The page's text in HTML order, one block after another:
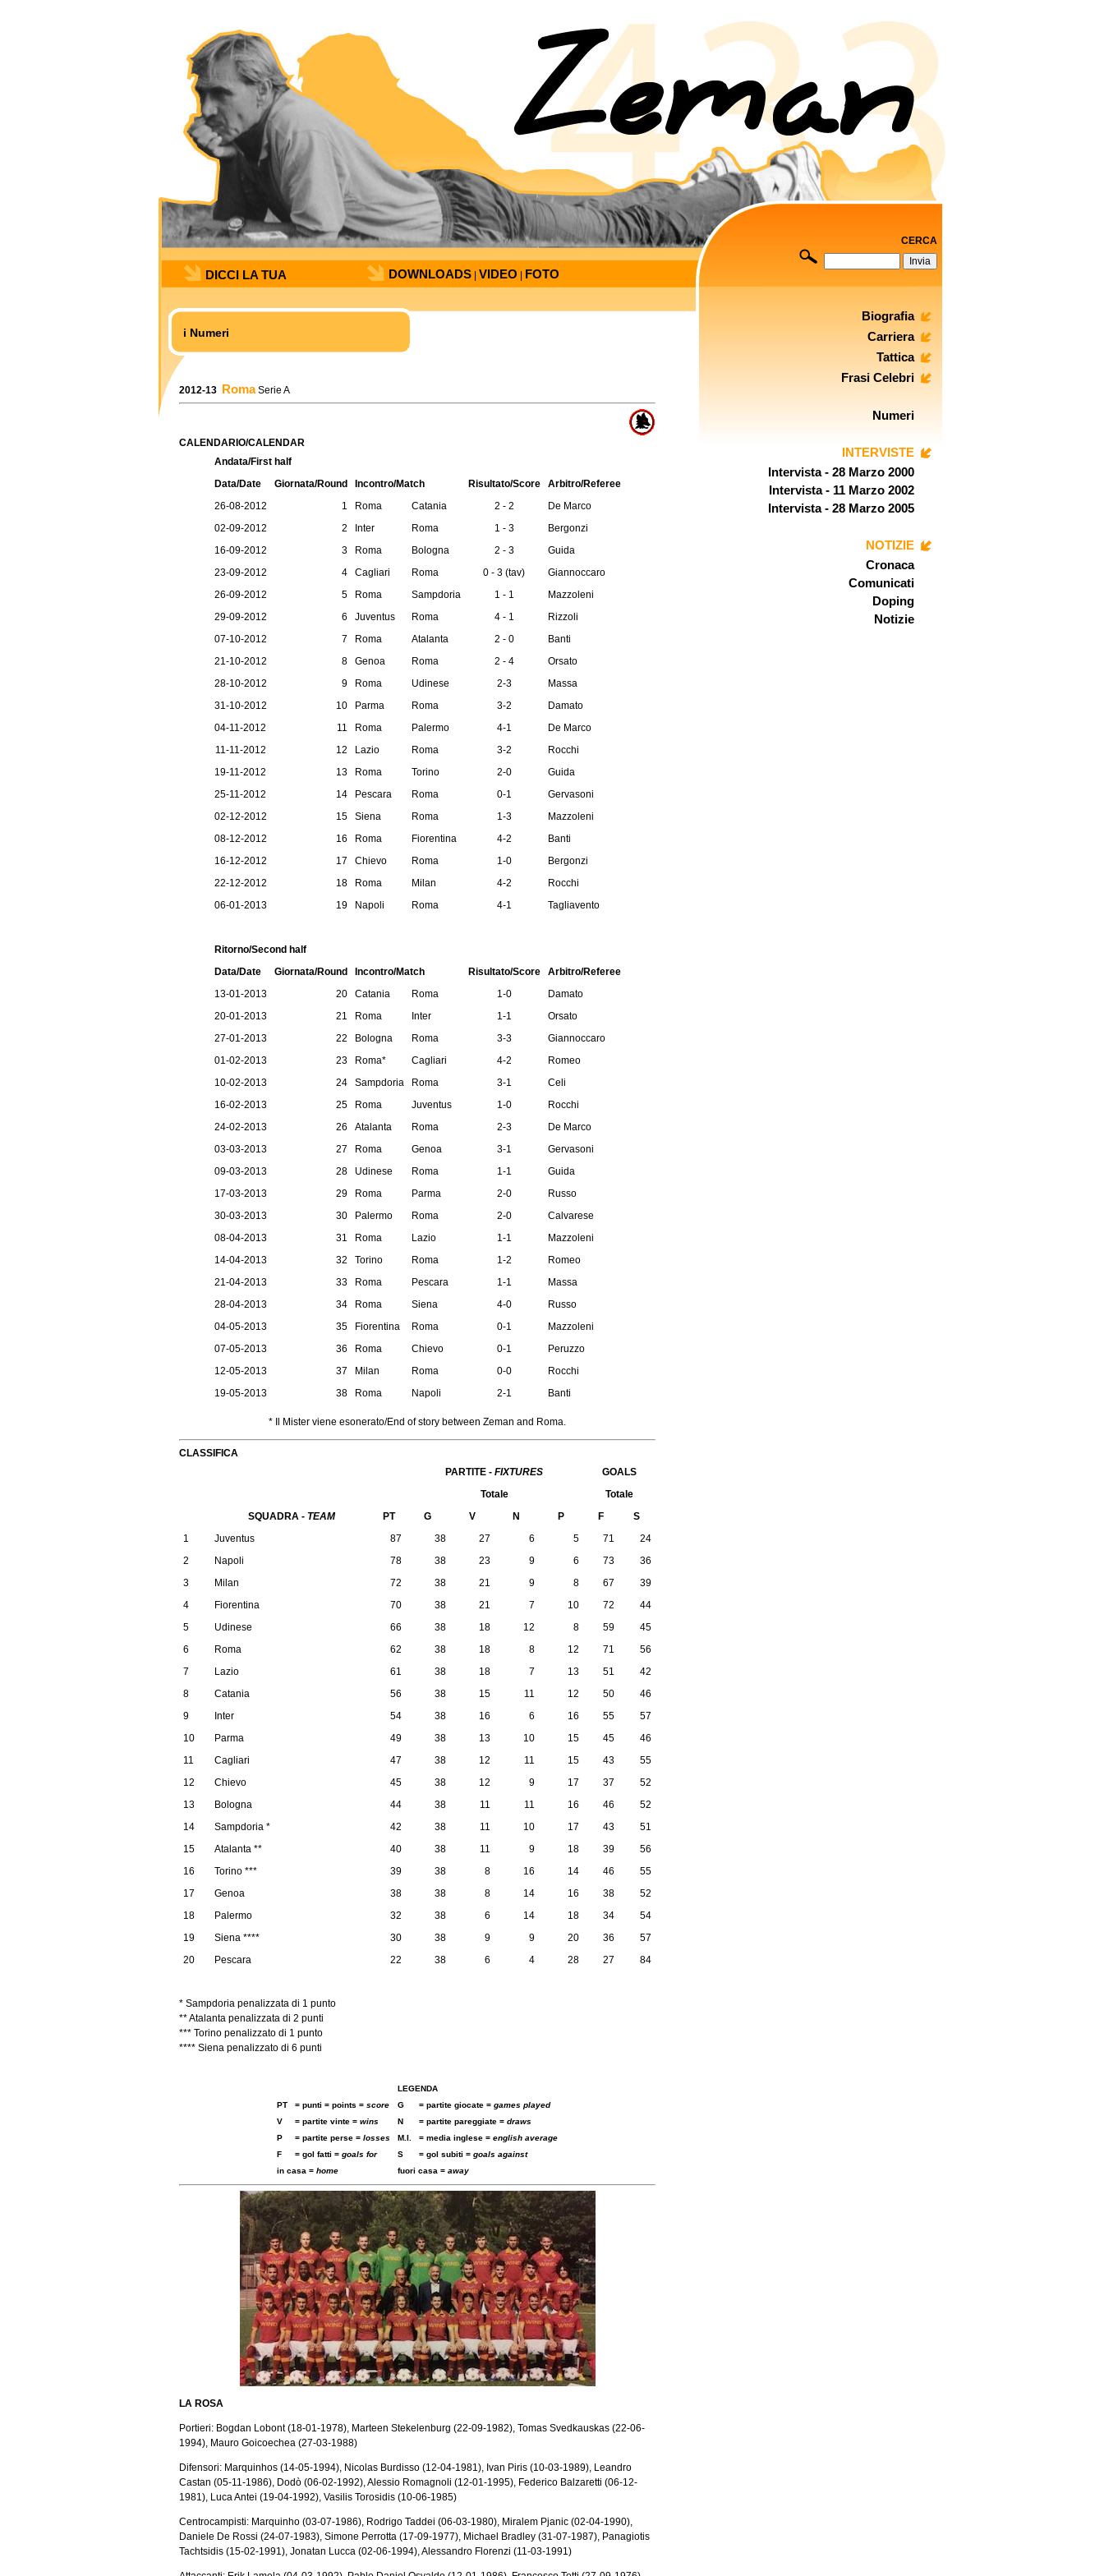
DICCI LA TUA DOWNLOADS VIDEO FOTO
CERCA
i Numeri
2012-13 RomaSerie A
CALENDARIO/CALENDAR
Andata/First half
Data/Date
Giornata/Round Incontro/Match Risultato/Score
Arbitro/Referee
26-08-2012
1 Roma Catania 2 - 2
De Marco
02-09-2012
2 Inter Roma 1 - 3
Bergonzi
16-09-2012
3 Roma Bologna 2 - 3
Guida
23-09-2012
4 Cagliari Roma 0 - 3 (tav)
Giannoccaro
26-09-2012
5 Roma Sampdoria 1 - 1
Mazzoleni
29-09-2012
6 Juventus Roma 4 - 1
Rizzoli
07-10-2012
7 Roma Atalanta 2 - 0
Banti
21-10-2012
8 Genoa Roma 2 - 4
Orsato
28-10-2012
9 Roma Udinese 2-3
Massa
31-10-2012
10 Parma Roma 3-2
Damato
04-11-2012
11 Roma Palermo 4-1
De Marco
11-11-2012
12 Lazio Roma 3-2
Rocchi
19-11-2012
13 Roma Torino 2-0
Guida
25-11-2012
14 Pescara Roma 0-1
Gervasoni
02-12-2012
15 Siena Roma 1-3
Mazzoleni
08-12-2012
16 Roma Fiorentina 4-2
Banti
16-12-2012
17 Chievo Roma 1-0
Bergonzi
22-12-2012
18 Roma Milan 4-2
Rocchi
06-01-2013
19 Napoli Roma 4-1 Tagliavento
Ritorno/Second half
Data/Date
Giornata/Round Incontro/Match Risultato/Score
Arbitro/Referee
13-01-2013
20 Catania Roma 1-0
Damato
20-01-2013
21 Roma Inter 1-1
Orsato
27-01-2013
22 Bologna Roma 3-3
Giannoccaro
01-02-2013
23 Roma* Cagliari 4-2
Romeo
10-02-2013
24 Sampdoria Roma 3-1
Celi
16-02-2013
25 Roma Juventus 1-0
Rocchi
24-02-2013
26 Atalanta Roma 2-3
De Marco
03-03-2013
27 Roma Genoa 3-1
Gervasoni
09-03-2013
28 Udinese Roma 1-1
Guida
17-03-2013
29 Roma Parma 2-0
Russo
30-03-2013
30 Palermo Roma 2-0
Calvarese
08-04-2013
31 Roma Lazio 1-1
Mazzoleni
14-04-2013
32 Torino Roma 1-2
Romeo
21-04-2013
33 Roma Pescara 1-1
Massa
28-04-2013
34 Roma Siena 4-0
Russo
04-05-2013
35 Fiorentina Roma 0-1
Mazzoleni
07-05-2013
36 Roma Chievo 0-1
Peruzzo
12-05-2013
37 Milan Roma 0-0
Rocchi
19-05-2013
38 Roma Napoli 2-1 Banti
* Il Mister viene esonerato/End of story between Zeman and Roma.
CLASSIFICA
PARTITE - FIXTURES
GOALS
Totale
Totale
SQUADRA - TEAM PT G V N P F
S
1
Juventus 87 38 27 6 5 71
24
2
Napoli 78 38 23 9 6 73
36
3
Milan 72 38 21 9 8 67
39
4
Fiorentina 70 38 21 7 10 72
44
5
Udinese 66 38 18 12 8 59
45
6
Roma 62 38 18 8 12 71
56
7
Lazio 61 38 18 7 13 51
42
8
Catania 56 38 15 11 12 50
46
9
Inter 54 38 16 6 16 55
57
10
Parma 49 38 13 10 15 45
46
11
Cagliari 47 38 12 11 15 43
55
12
Chievo 45 38 12 9 17 37
52
13
Bologna 44 38 11 11 16 46
52
14
Sampdoria * 42 38 11 10 17 43
51
15
Atalanta ** 40 38 11 9 18 39
56
16
Torino *** 39 38 8 16 14 46
55
17
Genoa 38 38 8 14 16 38
52
18
Palermo 32 38 6 14 18 34
54
19
Siena **** 30 38 9 9 20 36
57
20
Pescara 22 38 6 4 28 27 84
* Sampdoria penalizzata di 1 punto
** Atalanta penalizzata di 2 punti
*** Torino penalizzato di 1 punto
**** Siena penalizzato di 6 punti
LEGENDA
PT
= punti = points = score G = partite giocate = games played
V
= partite vinte = wins N = partite pareggiate = draws
P
= partite perse = losses M.I. = media inglese = english average
F
= gol fatti = goals for S = gol subiti = goals against
in casa = home fuori casa = away
LA ROSA
Portieri: Bogdan Lobont (18-01-1978), Marteen Stekelenburg (22-09-1982), Tomas Svedkauskas (22-06-
1994), Mauro Goicoechea (27-03-1988)
Difensori: Marquinhos (14-05-1994), Nicolas Burdisso (12-04-1981), Ivan Piris (10-03-1989), Leandro
Castan (05-11-1986), Dodò (06-02-1992), Alessio Romagnoli (12-01-1995), Federico Balzaretti (06-12-
1981), Luca Antei (19-04-1992), Vasilis Torosidis (10-06-1985)
Centrocampisti: Marquinho (03-07-1986), Rodrigo Taddei (06-03-1980), Miralem Pjanic (02-04-1990),
Daniele De Rossi (24-07-1983), Simone Perrotta (17-09-1977), Michael Bradley (31-07-1987), Panagiotis
Tachtsidis (15-02-1991), Jonatan Lucca (02-06-1994), Alessandro Florenzi (11-03-1991)
Biografia
Carriera
Tattica
Frasi Celebri
Numeri
INTERVISTE
Intervista - 28 Marzo 2000
Intervista - 11 Marzo 2002
Intervista - 28 Marzo 2005
NOTIZIE
Cronaca
Comunicati
Doping
Notizie